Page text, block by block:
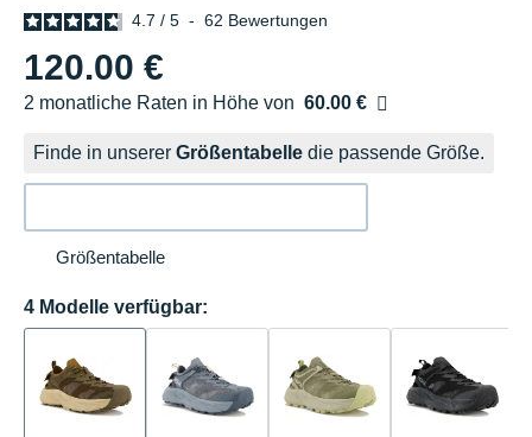
4.7 / 5 - 62 Bewertungen
120.00 €
2 monatliche Raten in Höhe von 60.00 €
Ohne Zusatzkosten
Finde in unserer Größentabelle die passende Größe.
Größentabelle
4 Modelle verfügbar: